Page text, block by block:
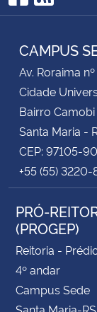
RSS
CAMPUS
Av. Roraima
Cidade
Bairro Camobi
Santa Maria -
CEP: 97105-
+55 (55)
PRÓ-
(PROGEP)
Reitoria -
4º andar
Campus Sede
Santa Maria-RS